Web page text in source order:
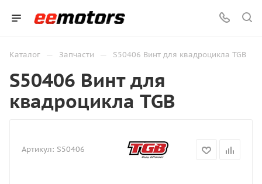
Каталог — Запчасти — S50406 Винт для квадроцикла TGB
S50406 Винт для
квадроцикла TGB
Артикул: S50406